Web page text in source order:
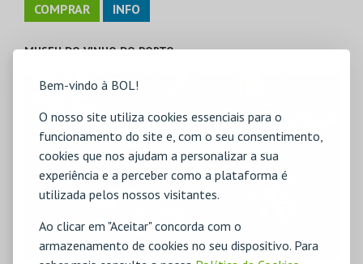
Bem-vindo à BOL!
O nosso site utiliza cookies essenciais para o
funcionamento do site e, com o seu consentimento,
cookies que nos ajudam a personalizar a sua
experiência e a perceber como a plataforma é
utilizada pelos nossos visitantes.
Ao clicar em "Aceitar" concorda com o
armazenamento de cookies no seu dispositivo. Para
COMPRAR INFO
MUSEU DO VINHO DO PORTO